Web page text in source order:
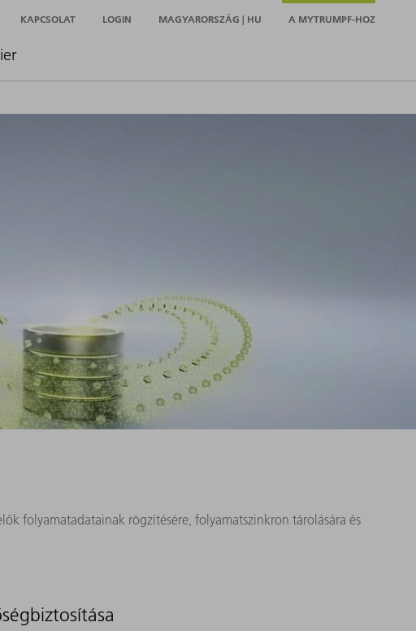
KAPCSOLAT LOGIN MAGYARORSZÁG | HU A MYTRUMPF-HOZ
folyamatadatainak rögzítésére, folyamatszinkron tárolására és